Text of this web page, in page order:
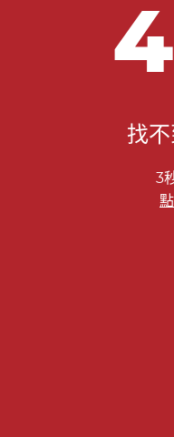
找
2